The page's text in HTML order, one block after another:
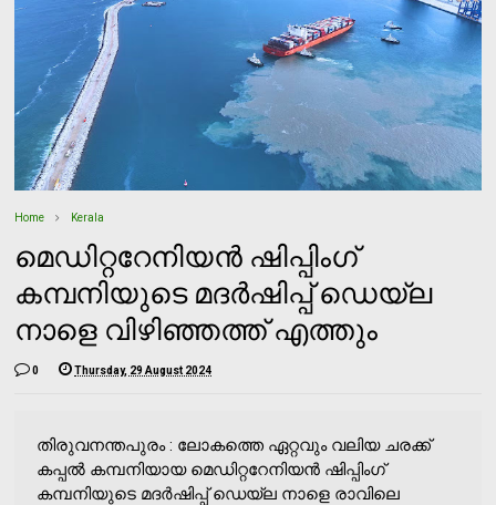
Home Kerala
മെഡിറ്ററേനിയന്‍ ഷിപ്പിംഗ്
കമ്പനിയുടെ മദര്‍ഷിപ്പ് ഡെയ്‌ല
നാളെ വിഴിഞ്ഞത്ത് എത്തും
0 Thursday, 29 August 2024
തിരുവനന്തപുരം : ലോകത്തെ ഏറ്റവും വലിയ ചരക്ക്
കപ്പല്‍ കമ്പനിയായ മെഡിറ്ററേനിയന്‍ ഷിപ്പിംഗ്
കമ്പനിയുടെ മദര്‍ഷിപ്പ് ഡെയ്‌ല നാളെ രാവിലെ